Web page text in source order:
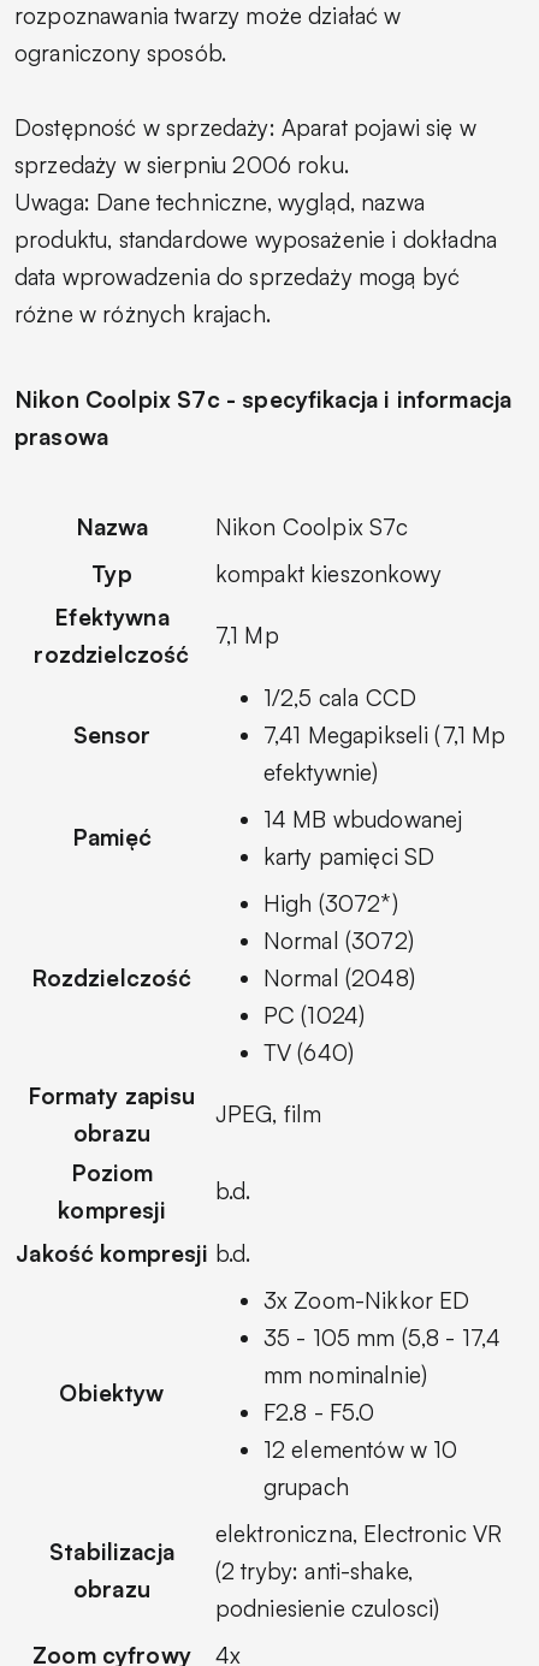
rozpoznawania twarzy może działać w
ograniczony sposób.
Dostępność w sprzedaży: Aparat pojawi się w
sprzedaży w sierpniu 2006 roku.
Uwaga: Dane techniczne, wygląd, nazwa
produktu, standardowe wyposażenie i dokładna
data wprowadzenia do sprzedaży mogą być
różne w różnych krajach.
Nikon Coolpix S7c - specyfikacja i informacja
prasowa
Nazwa
Nikon Coolpix S7c
Typ
kompakt kieszonkowy
Efektywna
rozdzielczość
7,1 Mp
Sensor
1/2,5 cala CCD
7,41 Megapikseli (7,1 Mp
efektywnie)
Pamięć
14 MB wbudowanej
karty pamięci SD
Rozdzielczość
High (3072*)
Normal (3072)
Normal (2048)
PC (1024)
TV (640)
Formaty zapisu
obrazu
JPEG, film
Poziom
kompresji
b.d.
Jakość kompresji b.d.
Obiektyw
3x Zoom-Nikkor ED
35 - 105 mm (5,8 - 17,4
mm nominalnie)
F2.8 - F5.0
12 elementów w 10
grupach
Stabilizacja
obrazu
elektroniczna, Electronic VR
(2 tryby: anti-shake,
podniesienie czulosci)
Zoom cyfrowy
4x